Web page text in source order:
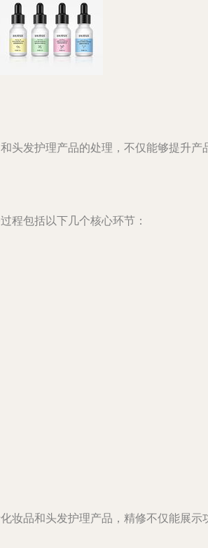
头发护理产品的处理，不仅能够提升产
程包括以下几个核心环节：
妆品和头发护理产品，精修不仅能展示